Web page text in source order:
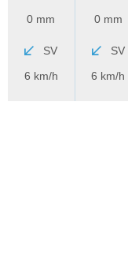
0 mm
SV
6 km/h
0 mm
SV
6 km/h